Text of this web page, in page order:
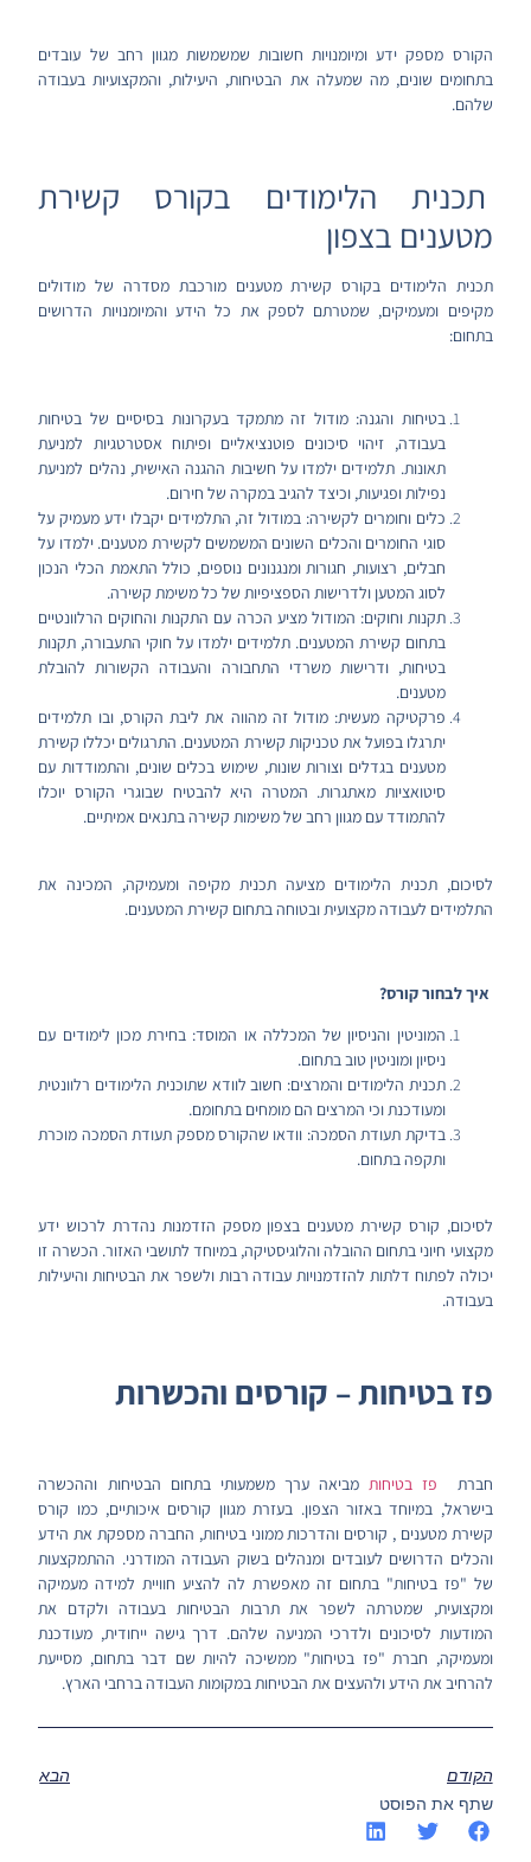
הקורס מספק ידע ומיומנויות חשובות שמשמשות מגוון רחב של עובדים
בתחומים שונים, מה שמעלה את הבטיחות, היעילות, והמקצועיות בעבודה
שלהם.
תכנית הלימודים בקורס קשירת
מטענים בצפון
תכנית הלימודים בקורס קשירת מטענים מורכבת מסדרה של מודולים
מקיפים ומעמיקים, שמטרתם לספק את כל הידע והמיומנויות הדרושים
בתחום:
בטיחות והגנה: מודול זה מתמקד בעקרונות בסיסיים של בטיחות
בעבודה, זיהוי סיכונים פוטנציאליים ופיתוח אסטרטגיות למניעת
תאונות. תלמידים ילמדו על חשיבות ההגנה האישית, נהלים למניעת
נפילות ופגיעות, וכיצד להגיב במקרה של חירום.
כלים וחומרים לקשירה: במודול זה, התלמידים יקבלו ידע מעמיק על
סוגי החומרים והכלים השונים המשמשים לקשירת מטענים. ילמדו על
חבלים, רצועות, חגורות ומנגנונים נוספים, כולל התאמת הכלי הנכון
לסוג המטען ולדרישות הספציפיות של כל משימת קשירה.
תקנות וחוקים: המודול מציע הכרה עם התקנות והחוקים הרלוונטיים
בתחום קשירת המטענים. תלמידים ילמדו על חוקי התעבורה, תקנות
בטיחות, ודרישות משרדי התחבורה והעבודה הקשורות להובלת
מטענים.
פרקטיקה מעשית: מודול זה מהווה את ליבת הקורס, ובו תלמידים
יתרגלו בפועל את טכניקות קשירת המטענים. התרגולים יכללו קשירת
מטענים בגדלים וצורות שונות, שימוש בכלים שונים, והתמודדות עם
סיטואציות מאתגרות. המטרה היא להבטיח שבוגרי הקורס יוכלו
להתמודד עם מגוון רחב של משימות קשירה בתנאים אמיתיים.
לסיכום, תכנית הלימודים מציעה תכנית מקיפה ומעמיקה, המכינה את
התלמידים לעבודה מקצועית ובטוחה בתחום קשירת המטענים.
איך לבחור קורס?
המוניטין והניסיון של המכללה או המוסד: בחירת מכון לימודים עם
ניסיון ומוניטין טוב בתחום.
תכנית הלימודים והמרצים: חשוב לוודא שתוכנית הלימודים רלוונטית
ומעודכנת וכי המרצים הם מומחים בתחומם.
בדיקת תעודת הסמכה: וודאו שהקורס מספק תעודת הסמכה מוכרת
ותקפה בתחום.
לסיכום, קורס קשירת מטענים בצפון מספק הזדמנות נהדרת לרכוש ידע
מקצועי חיוני בתחום ההובלה והלוגיסטיקה, במיוחד לתושבי האזור. הכשרה זו
יכולה לפתוח דלתות להזדמנויות עבודה רבות ולשפר את הבטיחות והיעילות
בעבודה.
פז בטיחות – קורסים והכשרות
חברת פז בטיחות מביאה ערך משמעותי בתחום הבטיחות וההכשרה
בישראל, במיוחד באזור הצפון. בעזרת מגוון קורסים איכותיים, כמו קורס
קשירת מטענים , קורסים והדרכות ממוני בטיחות, החברה מספקת את הידע
והכלים הדרושים לעובדים ומנהלים בשוק העבודה המודרני. ההתמקצעות
של "פז בטיחות" בתחום זה מאפשרת לה להציע חוויית למידה מעמיקה
ומקצועית, שמטרתה לשפר את תרבות הבטיחות בעבודה ולקדם את
המודעות לסיכונים ולדרכי המניעה שלהם. דרך גישה ייחודית, מעודכנת
ומעמיקה, חברת "פז בטיחות" ממשיכה להיות שם דבר בתחום, מסייעת
להרחיב את הידע ולהעצים את הבטיחות במקומות העבודה ברחבי הארץ.
הקודם
הבא
שתף את הפוסט